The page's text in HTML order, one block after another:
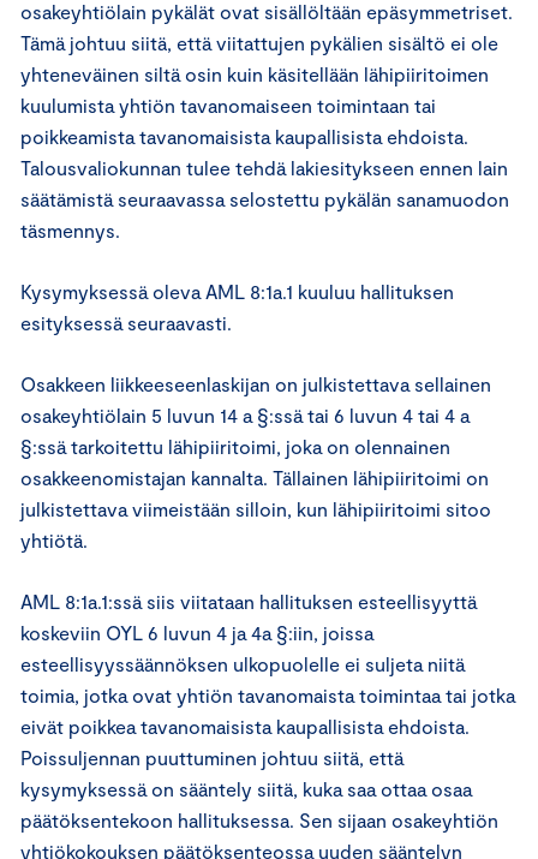
osakeyhtiölain pykälät ovat sisällöltään epäsymmetriset.
Tämä johtuu siitä, että viitattujen pykälien sisältö ei ole
yhteneväinen siltä osin kuin käsitellään lähipiiritoimen
kuulumista yhtiön tavanomaiseen toimintaan tai
poikkeamista tavanomaisista kaupallisista ehdoista.
Talousvaliokunnan tulee tehdä lakiesitykseen ennen lain
säätämistä seuraavassa selostettu pykälän sanamuodon
täsmennys.
Kysymyksessä oleva AML 8:1a.1 kuuluu hallituksen
esityksessä seuraavasti.
Osakkeen liikkeeseenlaskijan on julkistettava sellainen
osakeyhtiölain 5 luvun 14 a §:ssä tai 6 luvun 4 tai 4 a
§:ssä tarkoitettu lähipiiritoimi, joka on olennainen
osakkeenomistajan kannalta. Tällainen lähipiiritoimi on
julkistettava viimeistään silloin, kun lähipiiritoimi sitoo
yhtiötä.
AML 8:1a.1:ssä siis viitataan hallituksen esteellisyyttä
koskeviin OYL 6 luvun 4 ja 4a §:iin, joissa
esteellisyyssäännöksen ulkopuolelle ei suljeta niitä
toimia, jotka ovat yhtiön tavanomaista toimintaa tai jotka
eivät poikkea tavanomaisista kaupallisista ehdoista.
Poissuljennan puuttuminen johtuu siitä, että
kysymyksessä on sääntely siitä, kuka saa ottaa osaa
päätöksentekoon hallituksessa. Sen sijaan osakeyhtiön
yhtiökokouksen päätöksenteossa uuden sääntelyn